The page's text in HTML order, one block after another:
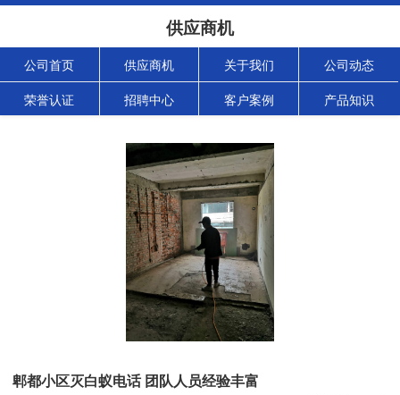
供应商机
公司首页 供应商机 关于我们 公司动态
荣誉认证 招聘中心 客户案例 产品知识
郫都小区灭白蚁电话 团队人员经验丰富